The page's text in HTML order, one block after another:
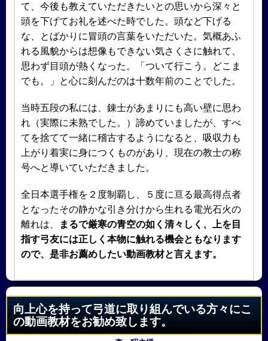
て、今後も教えていただきたいとの思いから深々と
頭を下げてお礼を述べた時でした。頭など下げる
な、とばかりに冒頭の言葉をいただいた。気概あふ
れる風貌からは想像もできない気さくさに触れて、
思わず目頭が熱くなった。「ついて行こう。どこま
でも。」と心に刻んだのは十数年前のことでした。
当時五段の私には、錬士があまりにも高い壁に思わ
れ（実際に未熟でした。）諦めていましたが、すべ
てを捨てて一緒に稽古するようになると、吸収力も
上がり着実に身につくものがあり、現在の教士の称
号へと導いていただきました。
全日本選手権を２度制覇し、５度に亘る最高得点者
となったその静かな引き分けから生れる電光石火の
離れは、
まるで厳寒の青空の如く清々しく、上を目
指す弓友には正しく本物に触れる機会ともなります
ので、是非お薦めしたい動画教材と言えます。
向上心を持って弓道に取り組んでいる方々にこ
の動画教材をお勧め致します。